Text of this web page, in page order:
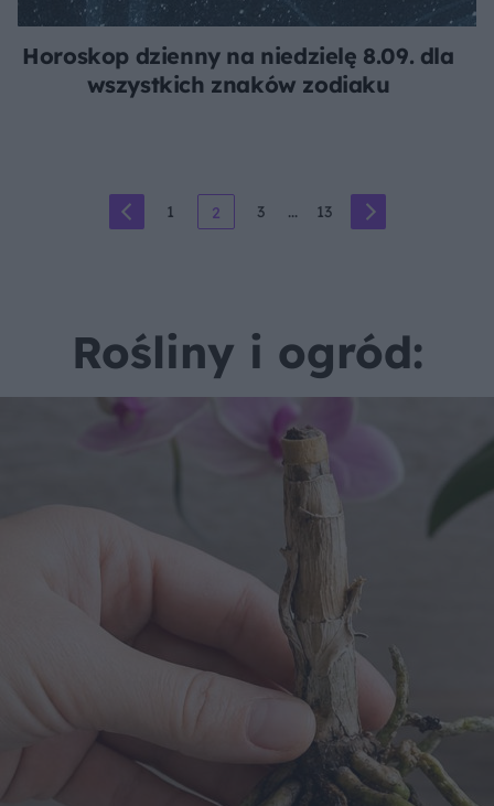
Horoskop dzienny na niedzielę 8.09. dla
wszystkich znaków zodiaku
1 2 3 ... 13
Rośliny i ogród: